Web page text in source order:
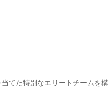
てた特別なエリートチームを構